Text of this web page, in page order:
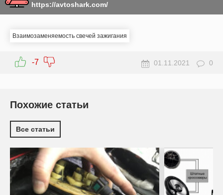
https://avtoshark.com/
Взаимозаменяемость свечей зажигания
-7 01.11.2021 0
Похожие статьи
Все статьи